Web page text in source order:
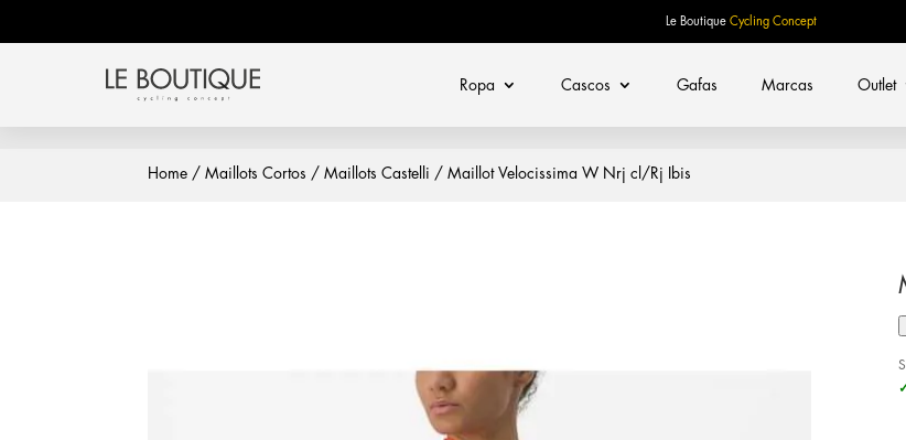
Le Boutique Cycling Concept
Ropa Cascos Gafas Marcas Outlet
Home /Maillots Cortos /Maillots Castelli / Maillot Velocissima W Nrj cl/Rj Ibis